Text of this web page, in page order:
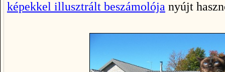
képekkel illusztrált beszámolója nyújt